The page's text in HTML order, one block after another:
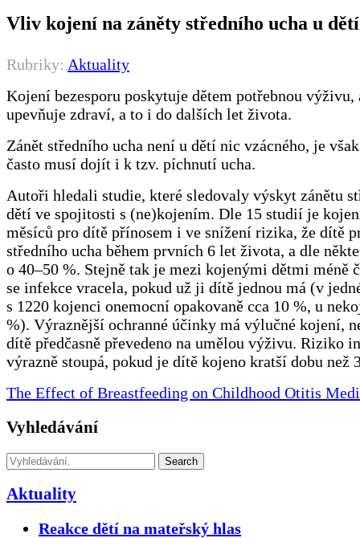
Vliv kojení na záněty středního ucha u dětí
Rubriky: Aktuality
Kojení bezesporu poskytuje dětem potřebnou výživu,
upevňuje zdraví, a to i do dalších let života.
Zánět středního ucha není u dětí nic vzácného, je
často musí dojít i k tzv. píchnutí ucha.
Autoři hledali studie, které sledovaly výskyt zánětu
dětí ve spojitosti s (ne)kojením. Dle 15 studií je
měsíců pro dítě přínosem i ve snížení rizika, že dítě
středního ucha během prvních 6 let života, a dle
o 40‒50 %. Stejně tak je mezi kojenými dětmi méně
se infekce vracela, pokud už ji dítě jednou má (v
s 1220 kojenci onemocní opakovaně cca 10 %, u
%). Výraznější ochranné účinky má výlučné kojení,
dítě předčasně převedeno na umělou výživu. Riziko
výrazně stoupá, pokud je dítě kojeno kratší dobu než
The Effect of Breastfeeding on Childhood Otitis
Vyhledávání
Search
Aktuality
Reakce dětí na mateřský hlas